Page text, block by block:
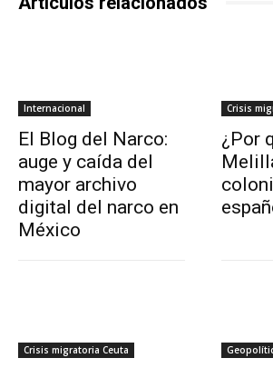
Internacional
El Blog del Narco:
auge y caída del
mayor archivo
digital del narco en
México
Crisis
¿Por
Crisis migratoria Ceuta